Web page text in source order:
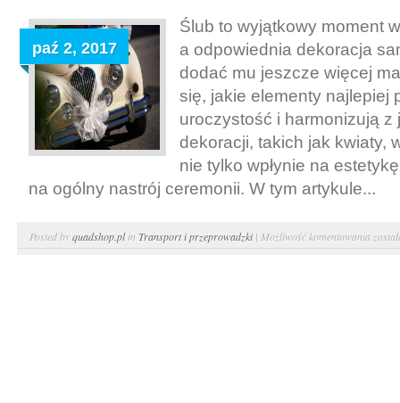
paź 2, 2017
Ślub to wyjątkowy moment
a odpowiednia dekoracja
dodać mu jeszcze więcej
się, jakie elementy najlepiej
uroczystość i harmonizują z
dekoracji, takich jak kwiaty,
nie tylko wpłynie na
na ogólny nastrój ceremonii. W tym artykule...
Posted byquadshop.plin Transport i przeprowadzki| Możliwość komentowania Czym
do